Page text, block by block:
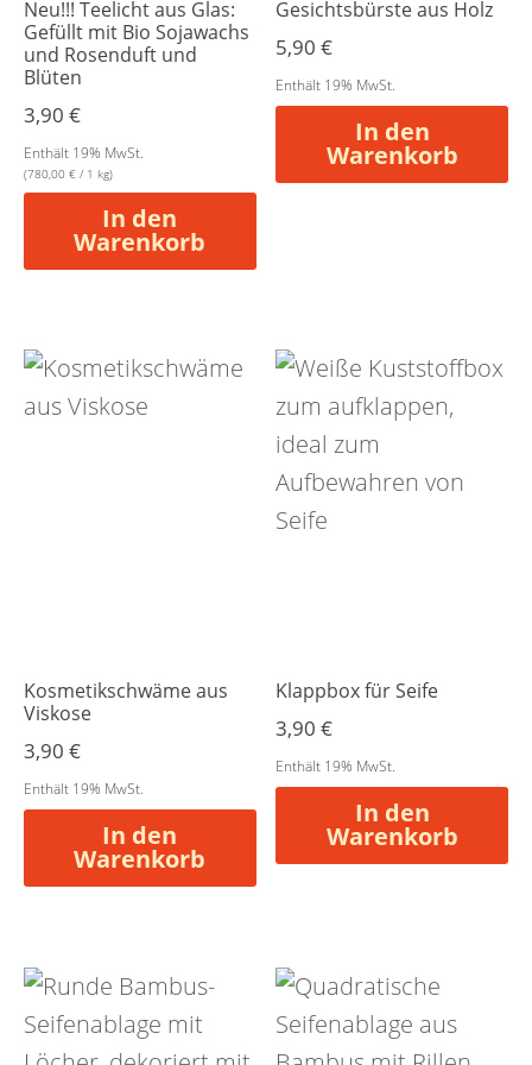
Neu!!! Teelicht aus Glas:
Gefüllt mit Bio Sojawachs
und Rosenduft und
Blüten
3,90 €
Enthält 19% MwSt.
(780,00 € / 1 kg)
In den
Warenkorb
Gesichtsbürste aus Holz
5,90€
Enthält 19% MwSt.
In den
Warenkorb
Kosmetikschwäme aus
Viskose
3,90 €
Enthält 19% MwSt.
In den
Warenkorb
Klappbox für Seife
3,90€
Enthält 19% MwSt.
In den
Warenkorb